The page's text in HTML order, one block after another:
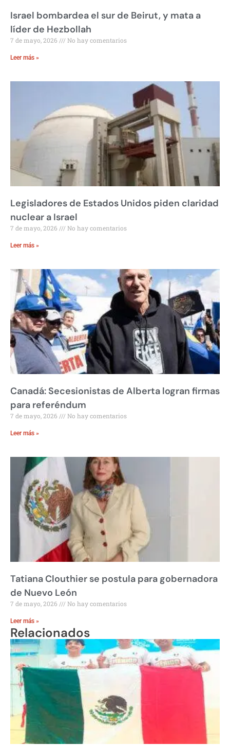
Israel bombardea el sur de Beirut, y mata a
líder de Hezbollah
7 de mayo, 2026 No hay comentarios
Leer más »
Legisladores de Estados Unidos piden claridad
nuclear a Israel
7 de mayo, 2026 No hay comentarios
Leer más »
Canadá: Secesionistas de Alberta logran firmas
para referéndum
7 de mayo, 2026 No hay comentarios
Leer más »
Tatiana Clouthier se postula para gobernadora
de Nuevo León
7 de mayo, 2026 No hay comentarios
Leer más »
Relacionados